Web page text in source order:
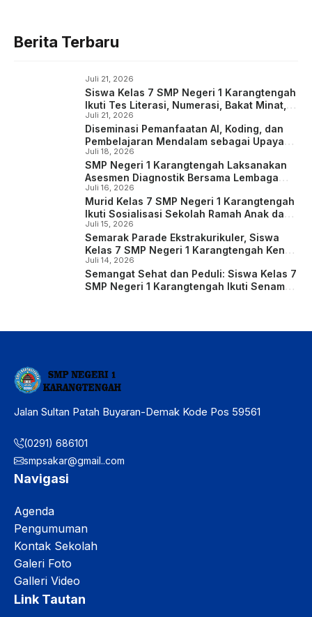
Berita Terbaru
Juli 21, 2026
Siswa Kelas 7 SMP Negeri 1 Karangtengah
Ikuti Tes Literasi, Numerasi, Bakat Minat,
serta Identifikasi Kondisi Sosial Emosional
dan Konsentrasi Belajar
Juli 21, 2026
Diseminasi Pemanfaatan AI, Koding, dan
Pembelajaran Mendalam sebagai Upaya
Meningkatkan Kompetensi Guru
Juli 18, 2026
SMP Negeri 1 Karangtengah Laksanakan
Asesmen Diagnostik Bersama Lembaga
Psikologi Kartika bagi Siswa Kelas 7
Juli 16, 2026
Murid Kelas 7 SMP Negeri 1 Karangtengah
Ikuti Sosialisasi Sekolah Ramah Anak dan
Kreasi Poster Digital
Juli 15, 2026
Semarak Parade Ekstrakurikuler, Siswa
Kelas 7 SMP Negeri 1 Karangtengah Kenali
dan Eksplorasi Potensi Diri
Juli 14, 2026
Semangat Sehat dan Peduli: Siswa Kelas 7
SMP Negeri 1 Karangtengah Ikuti Senam
Jalan Sultan Patah Buyaran-Demak Kode Pos 59561
(0291) 686101
smpsakar@gmail..com
Navigasi
Agenda
Pengumuman
Kontak Sekolah
Galeri Foto
Galleri Video
Link Tautan